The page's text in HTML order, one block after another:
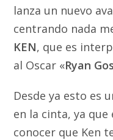
lanza un nuevo
centrando nada
KEN, que es
al Oscar «Ryan
Desde ya esto es
en la cinta, ya
conocer que Ken